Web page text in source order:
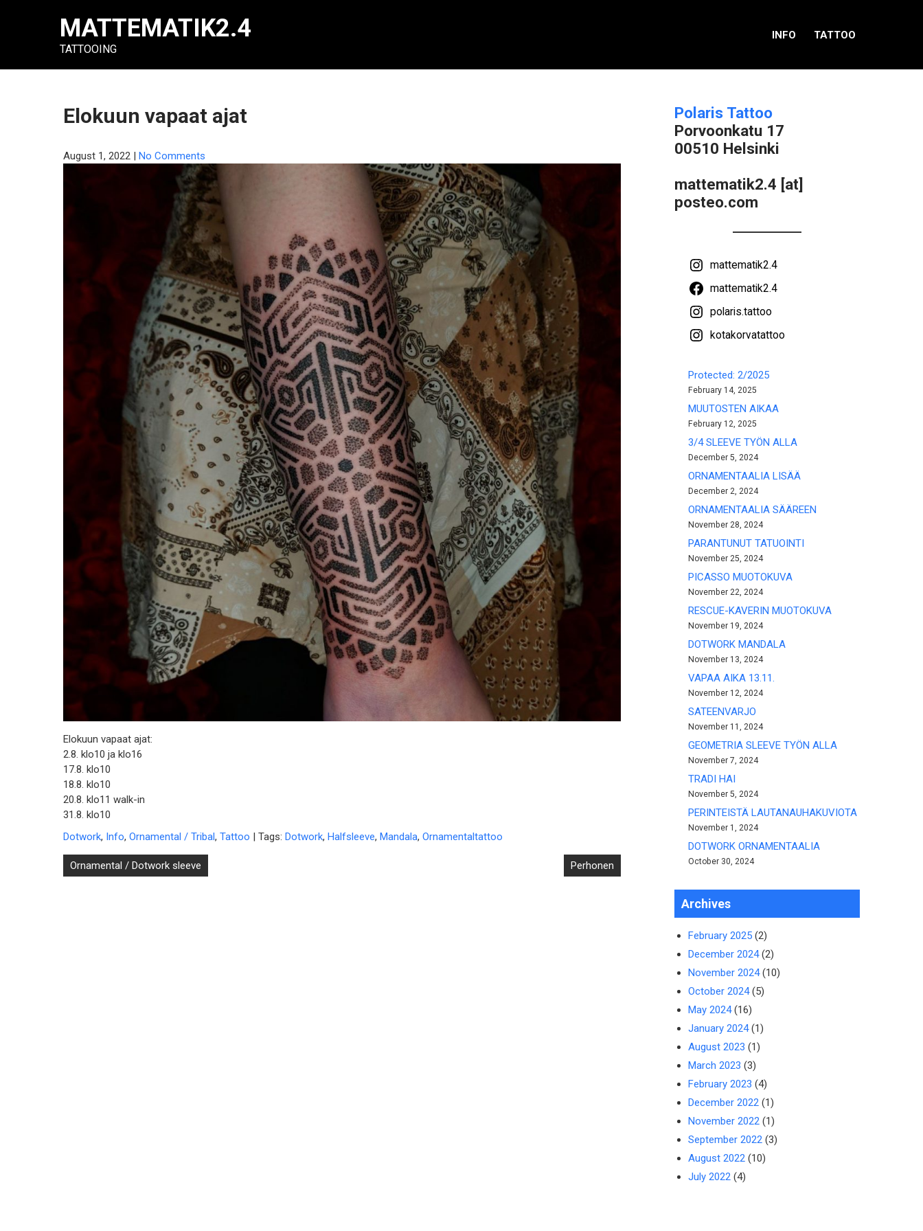
MATTEMATIK2.4
TATTOOING
INFO TATTOO
Elokuun vapaat ajat
August 1, 2022 | No Comments
Elokuun vapaat ajat:
2.8. klo10 ja klo16
17.8. klo10
18.8. klo10
20.8. klo11 walk-in
31.8. klo10
Dotwork, Info, Ornamental / Tribal, Tattoo | Tags: Dotwork, Halfsleeve, Mandala, Ornamentaltattoo
Post
navigation
Ornamental / Dotwork sleeve Perhonen
Polaris Tattoo
Porvoonkatu 17
00510 Helsinki
mattematik2.4 [at]
posteo.com
mattematik2.4
mattematik2.4
polaris.tattoo
kotakorvatattoo
Protected: 2/2025
February 14, 2025
MUUTOSTEN AIKAA
February 12, 2025
3/4 SLEEVE TYÖN ALLA
December 5, 2024
ORNAMENTAALIA LISÄÄ
December 2, 2024
ORNAMENTAALIA SÄÄREEN
November 28, 2024
PARANTUNUT TATUOINTI
November 25, 2024
PICASSO MUOTOKUVA
November 22, 2024
RESCUE-KAVERIN MUOTOKUVA
November 19, 2024
DOTWORK MANDALA
November 13, 2024
VAPAA AIKA 13.11.
November 12, 2024
SATEENVARJO
November 11, 2024
GEOMETRIA SLEEVE TYÖN ALLA
November 7, 2024
TRADI HAI
November 5, 2024
PERINTEISTÄ LAUTANAUHAKUVIOTA
November 1, 2024
DOTWORK ORNAMENTAALIA
October 30, 2024
Archives
February 2025 (2)
December 2024(2)
November 2024(10)
October 2024(5)
May 2024(16)
January 2024(1)
August 2023 (1)
March 2023 (3)
February 2023 (4)
December 2022 (1)
November 2022 (1)
September 2022 (3)
August 2022 (10)
July 2022 (4)